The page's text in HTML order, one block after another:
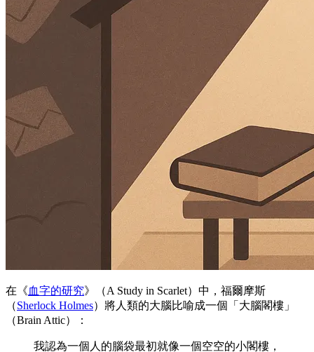
在《血字的研究》（A Study in Scarlet）中，福爾摩斯
（Sherlock Holmes）將人類的大腦比喻成一個「大腦閣樓」
（Brain Attic）：
我認為一個人的腦袋最初就像一個空空的小閣樓，